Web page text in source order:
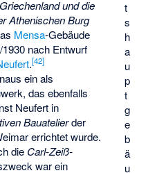
t
s
h
a
u
p
t
g
e
b
ä
u
Griechenland und die
Athenischen Burg
Mensa-Gebäude
nach Entwurf
.[42]
ein als
das ebenfalls
Neufert in
Bauatelierder
errichtet wurde.
die Carl-Zeiß-
war ein